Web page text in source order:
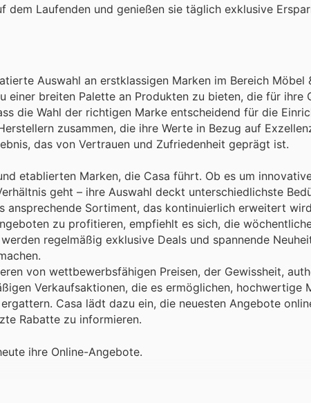
Laufenden und genießen sie täglich exklusive
Auswahl an erstklassigen Marken im Bereich Möbel
einer breiten Palette an Produkten zu bieten, die für ihre
die Wahl der richtigen Marke entscheidend für die
zusammen, die ihre Werte in Bezug auf
das von Vertrauen und Zufriedenheit geprägt ist.
etablierten Marken, die Casa führt. Ob es um
geht – ihre Auswahl deckt unterschiedlichste
ansprechende Sortiment, das kontinuierlich erweitert
zu profitieren, empfiehlt es sich, die
regelmäßig exklusive Deals und spannende
von wettbewerbsfähigen Preisen, der Gewissheit,
Verkaufsaktionen, die es ermöglichen, hochwertige
Casa lädt dazu ein, die neuesten Angebote
Rabatte zu informieren.
ihre Online-Angebote.